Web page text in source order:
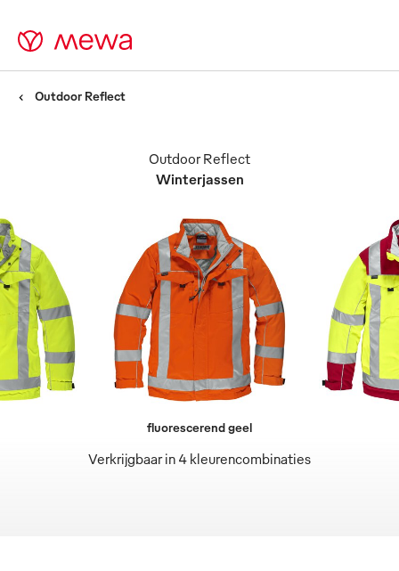
Outdoor Reflect
Winterjassen
Outdoor Reflect
Verkrijgbaar in 4 kleurencombinaties
fluorescerend geel